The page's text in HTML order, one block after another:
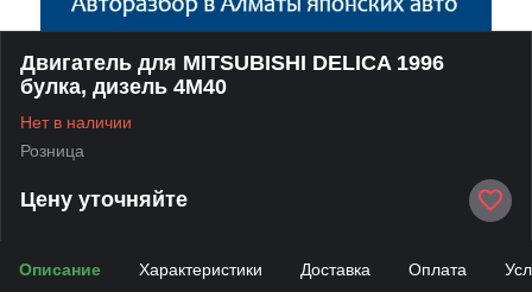
Двигатель для MITSUBISHI DELICA 1996
булка, дизель 4М40
Нет в наличии
Розница
Цену уточняйте
Описание Характеристики Доставка Оплата